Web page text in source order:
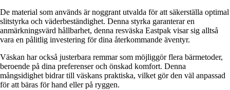
De material som används är noggrant utvalda för att säkerställa optimal
slitstyrka och väderbeständighet. Denna styrka garanterar en
anmärkningsvärd hållbarhet, denna resväska Eastpak visar sig alltså
vara en pålitlig investering för dina återkommande äventyr.
Väskan har också justerbara remmar som möjliggör flera bärmetoder,
beroende på dina preferenser och önskad komfort. Denna
mångsidighet bidrar till väskans praktiska, vilket gör den väl anpassad
för att bäras för hand eller på ryggen.